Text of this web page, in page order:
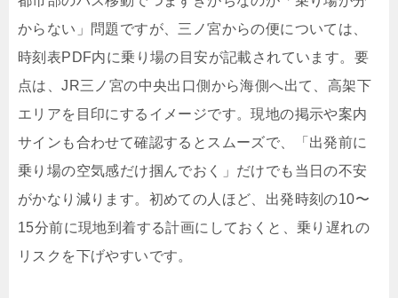
からない」問題ですが、三ノ宮からの便については、
時刻表PDF内に乗り場の目安が記載されています。要
点は、JR三ノ宮の中央出口側から海側へ出て、高架下
エリアを目印にするイメージです。現地の掲示や案内
サインも合わせて確認するとスムーズで、「出発前に
乗り場の空気感だけ掴んでおく」だけでも当日の不安
がかなり減ります。初めての人ほど、出発時刻の10〜
15分前に現地到着する計画にしておくと、乗り遅れの
リスクを下げやすいです。